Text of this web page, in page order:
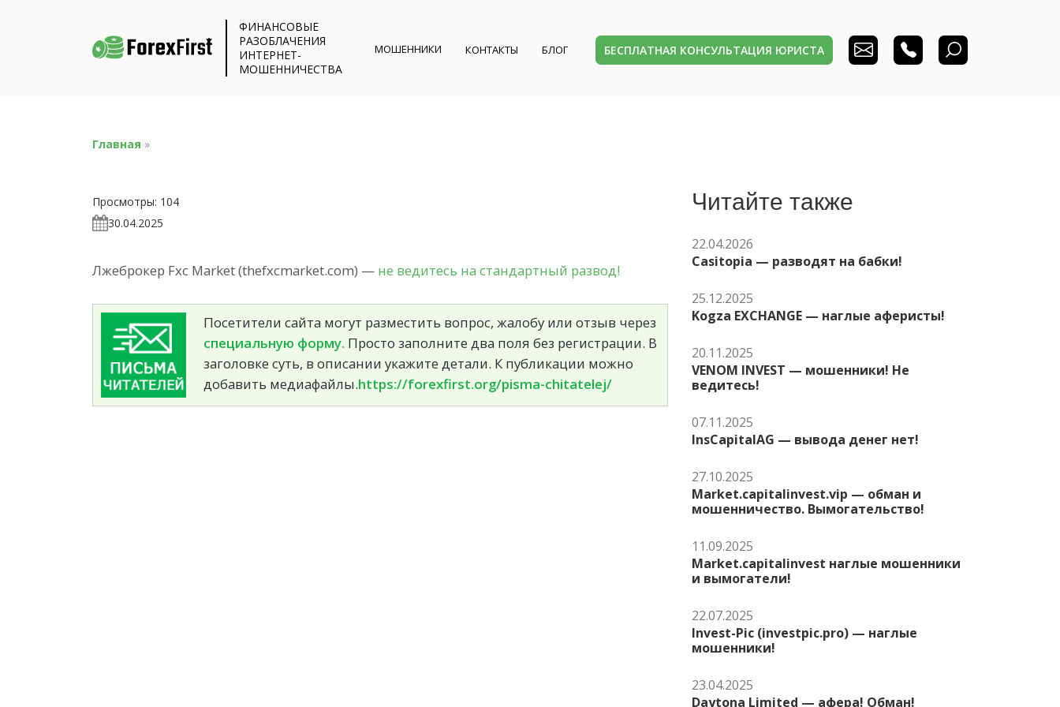
ФИНАНСОВЫЕ
РАЗОБЛАЧЕНИЯ
ИНТЕРНЕТ-
МОШЕННИЧЕСТВА
МОШЕННИКИ КОНТАКТЫ БЛОГ БЕСПЛАТНАЯ КОНСУЛЬТАЦИЯ ЮРИСТА
Главная »
Просмотры: 104
30.04.2025
Лжеброкер Fxc Market (thefxcmarket.com) — не ведитесь на стандартный развод!
Посетители сайта могут разместить вопрос, жалобу или отзыв через
специальную форму. Просто заполните два поля без регистрации. В
заголовке суть, в описании укажите детали. К публикации можно
добавить медиафайлы.https://forexfirst.org/pisma-chitatelej/
Читайте также
22.04.2026
Casitopia — разводят на бабки!
25.12.2025
Kogza EXCHANGE — наглые аферисты!
20.11.2025
VENOM INVEST — мошенники! Не
ведитесь!
07.11.2025
InsCapitalAG — вывода денег нет!
27.10.2025
Market.capitalinvest.vip — обман и
мошенничество. Вымогательство!
11.09.2025
Market.capitalinvest наглые мошенники
и вымогатели!
22.07.2025
Invest-Pic (investpic.pro) — наглые
мошенники!
23.04.2025
Daytona Limited — афера! Обман!